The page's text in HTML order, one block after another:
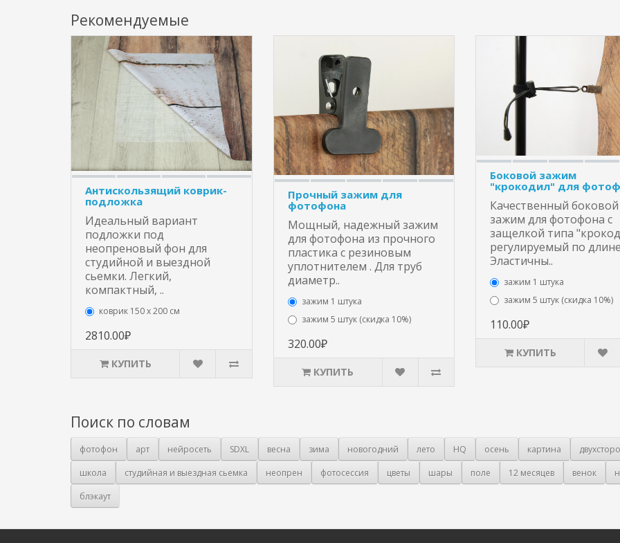
Рекомендуемые
Антискользящий коврик-
подложка
Идеальный вариант
подложки под
неопреновый фон для
студийной и выездной
сьемки. Легкий,
компактный, ..
коврик 150 х 200 см
2810.00₽
КУПИТЬ
Прочный зажим для
фотофона
Мощный, надежный зажим
для фотофона из прочного
пластика с резиновым
уплотнителем . Для труб
диаметр..
зажим 1 штука
зажим 5 штук (скидка 10%)
320.00₽
КУПИТЬ
Боковой зажим
"крокодил" для
Качественный боковой
зажим для фотофона с
защелкой типа
регулируемый по
Эластичны..
зажим 1 штука
зажим 5 штук (скидка 10%)
110.00₽
КУПИТЬ
Поиск по словам
фотофон арт нейросеть SDXL весна зима новогодний лето HQ осень картина
школа
студийная и выездная сьемка неопрен фотосессия цветы шары поле 12 месяцев венок
блэкаут